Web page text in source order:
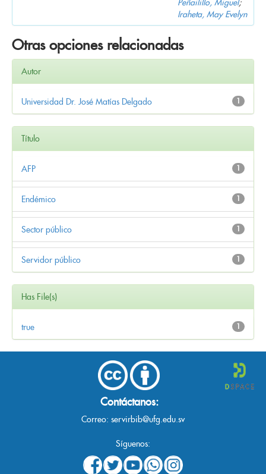
Iraheta, May Evelyn
Otras opciones relacionadas
Autor
1
Universidad Dr. José Matías Delgado
Título
1
AFP
1
Endémico
1
Sector público
1
Servidor público
Has File(s)
1
true
Contáctanos:
Correo: servirbib@ufg.edu.sv
Síguenos: